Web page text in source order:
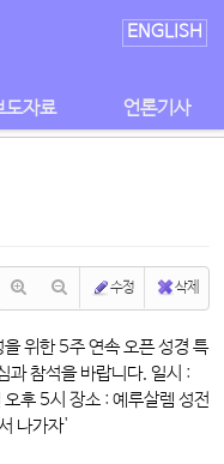
ENGLISH
도자료 언론기사
수정 삭제
위한 5주 연속 오픈 성경 특
과 참석을 바랍니다. 일시 :
후 5시 장소 : 예루살렘 성전
나가자'